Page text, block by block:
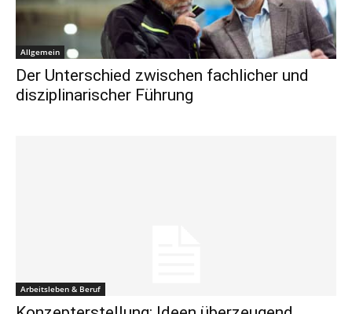
Allgemein
Der Unterschied zwischen fachlicher und
disziplinarischer Führung
Arbeitsleben & Beruf